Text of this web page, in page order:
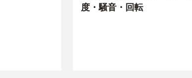
度・騒音・回転